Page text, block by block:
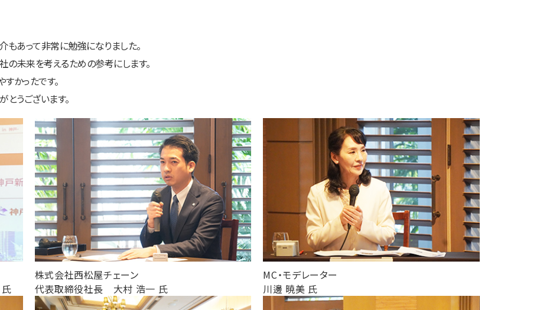
もあって非常に勉強になりました。
の未来を考えるための参考にします。
かったです。
とうございます。
株式会社西松屋チェーン
代表取締役社長 大村 浩一 氏
MC・モデレーター
川邊 暁美 氏